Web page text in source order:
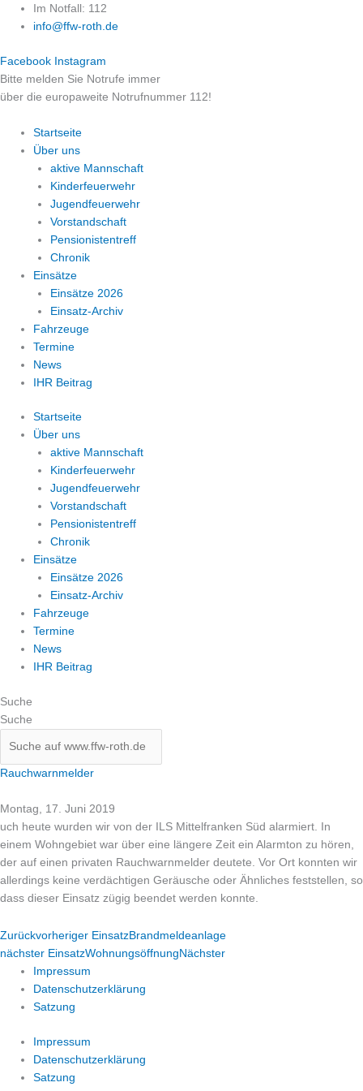
Zum
Inhalt
Im Notfall: 112
info@ffw-roth.de
Facebook Instagram
Bitte melden Sie Notrufe immer
über die europaweite Notrufnummer 112!
Startseite
Über uns
aktive Mannschaft
Kinderfeuerwehr
Jugendfeuerwehr
Vorstandschaft
Pensionistentreff
Chronik
Einsätze
Einsätze 2026
Einsatz-Archiv
Fahrzeuge
Termine
News
IHR Beitrag
Startseite
Über uns
aktive Mannschaft
Kinderfeuerwehr
Jugendfeuerwehr
Vorstandschaft
Pensionistentreff
Chronik
Einsätze
Einsätze 2026
Einsatz-Archiv
Fahrzeuge
Termine
News
IHR Beitrag
Suche
Suche
Rauchwarnmelder
Montag, 17. Juni 2019
uch heute wurden wir von der ILS Mittelfranken Süd alarmiert. In
einem Wohngebiet war über eine längere Zeit ein Alarmton zu hören,
der auf einen privaten Rauchwarnmelder deutete. Vor Ort konnten wir
allerdings keine verdächtigen Geräusche oder Ähnliches feststellen, so
dass dieser Einsatz zügig beendet werden konnte.
Zurückvorheriger EinsatzBrandmeldeanlage
nächster EinsatzWohnungsöffnung Nächster
Impressum
Datenschutzerklärung
Satzung
Impressum
Datenschutzerklärung
Satzung